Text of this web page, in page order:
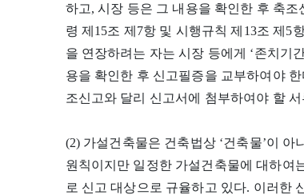
하고, 시장 등은 그 내용을 확인한 후 축
령 제15조 제7항 및 시행규칙 제13조 제5
을 연장하려는 자는 시장 등에게 ‘존치기
용을 확인한 후 신고필증을 교부하여야
조신고와 달리 신고서에 첨부하여야 할
(2) 가설건축물은 건축법상 ‘건축물’이
원칙이지만 일정한 가설건축물에 대하여
로 신고 대상으로 규율하고 있다. 이러한